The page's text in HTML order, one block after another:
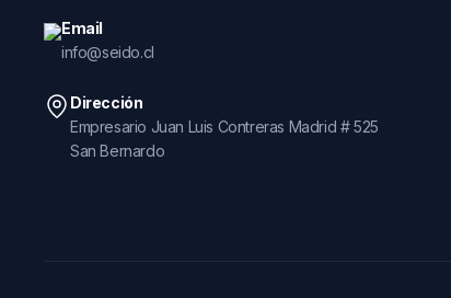
Email
info@seido.cl
Dirección
Empresario Juan Luis Contreras Madrid # 525
San Bernardo